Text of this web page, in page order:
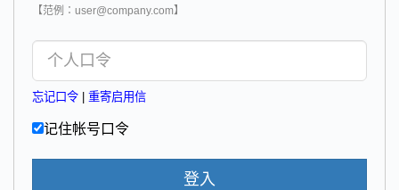
【范例：user@company.com】
忘记口令 重寄启用信
记住帐号口令
登入